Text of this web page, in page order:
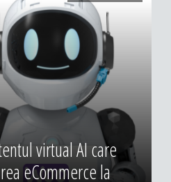
virtual AI care
eCommerce la